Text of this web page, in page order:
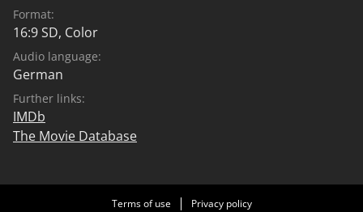
Format:
16:9 SD, Color
Audio language:
German
Further links:
IMDb
The Movie Database
Terms of use Privacy policy